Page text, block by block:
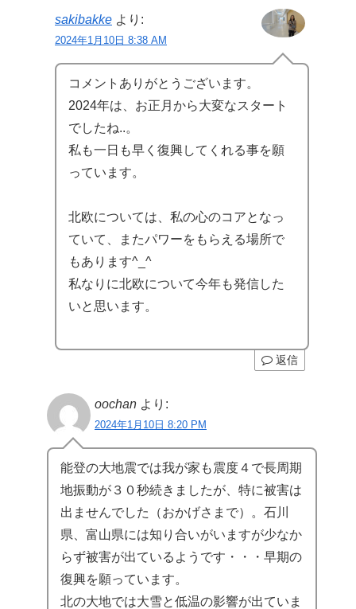
sakibakke より:
2024年1月10日 8:38 AM
コメントありがとうございます。
2024年は、お正月から大変なスタート
でしたね..。
私も一日も早く復興してくれる事を願
っています。
北欧については、私の心のコアとなっ
ていて、またパワーをもらえる場所で
もあります^_^
私なりに北欧について今年も発信した
いと思います。
返信
oochan より:
2024年1月10日 8:20 PM
能登の大地震では我が家も震度４で長周期
地振動が３０秒続きましたが、特に被害は
出ませんでした（おかげさまで）。石川
県、富山県には知り合いがいますが少なか
らず被害が出ているようです・・・早期の
復興を願っています。
北の大地では大雪と低温の影響が出ていま